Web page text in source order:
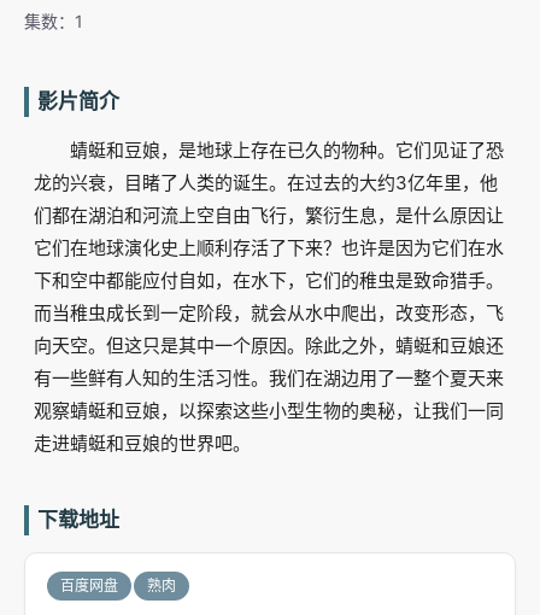
集数：1
影片简介
蜻蜓和豆娘，是地球上存在已久的物种。它们见证了恐
龙的兴衰，目睹了人类的诞生。在过去的大约3亿年里，他
们都在湖泊和河流上空自由飞行，繁衍生息，是什么原因让
它们在地球演化史上顺利存活了下来？也许是因为它们在水
下和空中都能应付自如，在水下，它们的稚虫是致命猎手。
而当稚虫成长到一定阶段，就会从水中爬出，改变形态，飞
向天空。但这只是其中一个原因。除此之外，蜻蜓和豆娘还
有一些鲜有人知的生活习性。我们在湖边用了一整个夏天来
观察蜻蜓和豆娘，以探索这些小型生物的奥秘，让我们一同
走进蜻蜓和豆娘的世界吧。
下载地址
百度网盘 熟肉